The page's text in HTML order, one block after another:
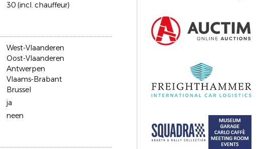
30 (incl. chauffeur)
West-Vlaanderen
Oost-Vlaanderen
Antwerpen
Vlaams-Brabant
Brussel
ja
neen